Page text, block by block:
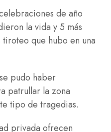
de año
la vida y 5 más
que hubo en una
pudo haber
patrullar la zona
tipo de tragedias.
privada ofrecen